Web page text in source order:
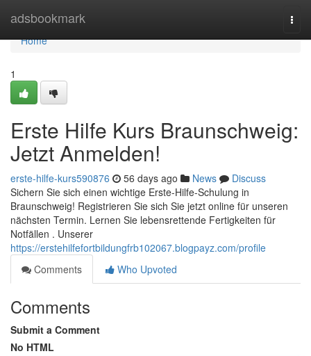
adsbookmark
Home
Home
1
Erste Hilfe Kurs Braunschweig:
Jetzt Anmelden!
erste-hilfe-kurs590876 56 days ago News
Discuss
Sichern Sie sich einen wichtige Erste-Hilfe-Schulung in
Braunschweig! Registrieren Sie sich Sie jetzt online für unseren
nächsten Termin. Lernen Sie lebensrettende Fertigkeiten für
Notfällen . Unserer
https://erstehilfefortbildungfrb102067.blogpayz.com/profile
Comments
Who Upvoted
Comments
Submit a Comment
No HTML